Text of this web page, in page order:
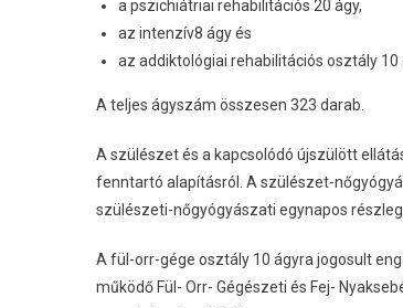
a pszichiátriai rehabilitációs 20 ágy,
az intenzív8 ágy és
az addiktológiai rehabilitációs osztály 10
A teljes ágyszám összesen 323 darab.
A szülészet és a kapcsolódó újszülött
fenntartó alapításról. A szülészet-
szülészeti-nőgyógyászati ​​egynapos
A fül-orr-gége osztály 10 ágyra jogosult
működő Fül- Orr- Gégészeti és Fej-